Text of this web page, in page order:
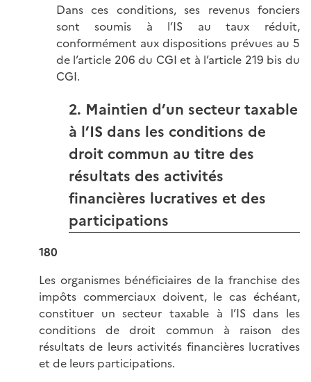
Dans ces conditions, ses revenus fonciers
sont soumis à l’IS au taux réduit,
conformément aux dispositions prévues au 5
de l’article 206 du CGI et à l’article 219 bis du
CGI.
2. Maintien d’un secteur taxable
à l’IS dans les conditions de
droit commun au titre des
résultats des activités
financières lucratives et des
participations
180
Les organismes bénéficiaires de la franchise des
impôts commerciaux doivent, le cas échéant,
constituer un secteur taxable à l’IS dans les
conditions de droit commun à raison des
résultats de leurs activités financières lucratives
et de leurs participations.